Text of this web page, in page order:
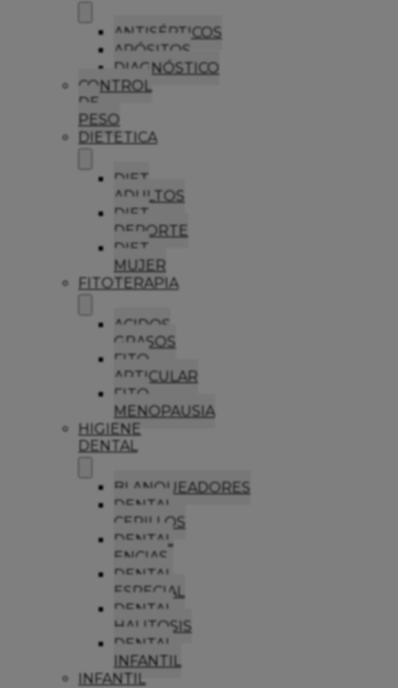
ANTISÉPTICOS
APÓSITOS
DIAGNÓSTICO
CONTROL
DE
PESO
DIETETICA
DIET
ADULTOS
DIET
DEPORTE
DIET
MUJER
FITOTERAPIA
ACIDOS
GRASOS
FITO
ARTICULAR
FITO
MENOPAUSIA
HIGIENE
DENTAL
BLANQUEADORES
DENTAL
CEPILLOS
DENTAL
ENCIAS
DENTAL
ESPECIAL
DENTAL
HALITOSIS
DENTAL
INFANTIL
INFANTIL